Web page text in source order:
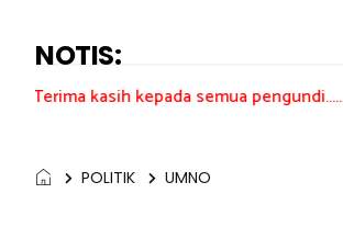
NOTIS:
kepada semua pengundi.......
POLITIK UMNO